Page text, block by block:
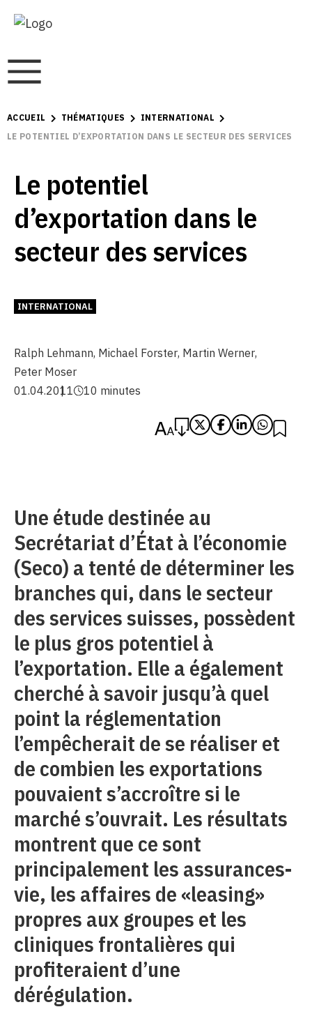
ACCUEIL THÉMATIQUES
INTERNATIONAL
LE POTENTIEL D’EXPORTATION DANS LE SECTEUR DES SERVICES
Le potentiel
d’exportation dans le
secteur des services
INTERNATIONAL
Ralph Lehmann, Michael Forster, Martin Werner,
Peter Moser
01.04.2011
10 minutes
Une étude destinée au
Secrétariat d’État à l’économie
(Seco) a tenté de déterminer les
branches qui, dans le secteur
des services suisses, possèdent
le plus gros potentiel à
l’exportation. Elle a également
cherché à savoir jusqu’à quel
point la réglementation
l’empêcherait de se réaliser et
de combien les exportations
pouvaient s’accroître si le
marché s’ouvrait. Les résultats
montrent que ce sont
principalement les assurances-
vie, les affaires de «leasing»
propres aux groupes et les
cliniques frontalières qui
profiteraient d’une
dérégulation.